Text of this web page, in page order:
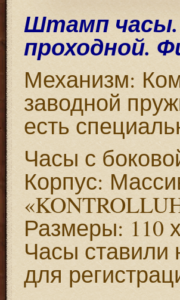
Штамп часы.
проходной.
Механизм:
заводной
есть
Часы с
Корпус:
Размеры: 110
Часы ставили
для